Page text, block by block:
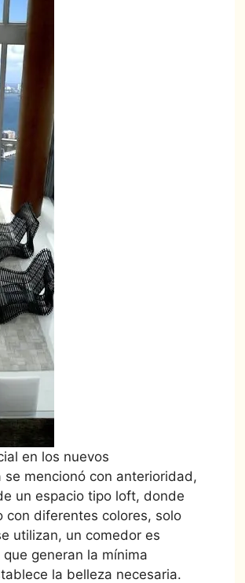
en los nuevos
se mencionó con anterioridad,
un espacio tipo loft, donde
con diferentes colores, solo
utilizan, un comedor es
generan la mínima
la belleza necesaria.